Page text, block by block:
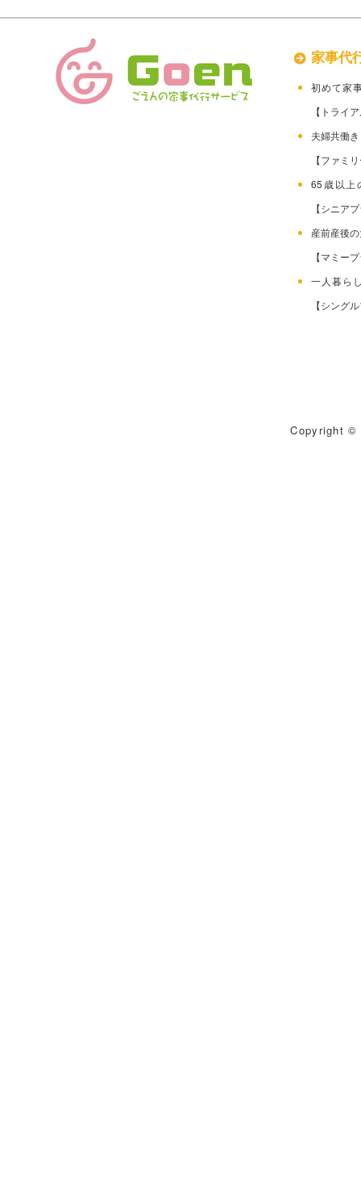
家事代
初めて家
【トライ
夫婦共働
【ファミ
65歳以
【シニア
産前産
【マミー
一人暮
【シング
Copyright